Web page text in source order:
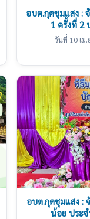
อบต.กุดชุมแสง :
1 ครั้งที่ 2
วันที่ 10 เม.
อบต.กุดชุมแสง
น้อย ประจ